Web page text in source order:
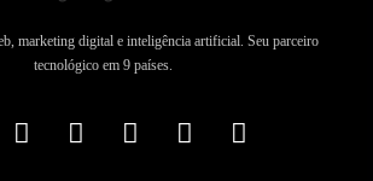
marketing digital e inteligência artificial. Seu parceiro
tecnológico em 9 países.